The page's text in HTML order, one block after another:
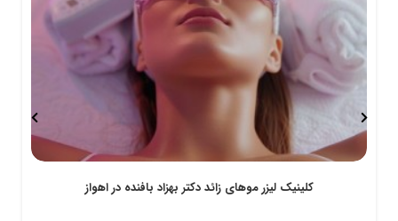
کلینیک لیزر موهای زائد دکتر بهزاد بافنده در اهواز